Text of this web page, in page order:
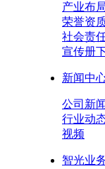
产业布
荣誉资
社会责
宣传册
新闻中
公司新闻
行业动
视频
智光业